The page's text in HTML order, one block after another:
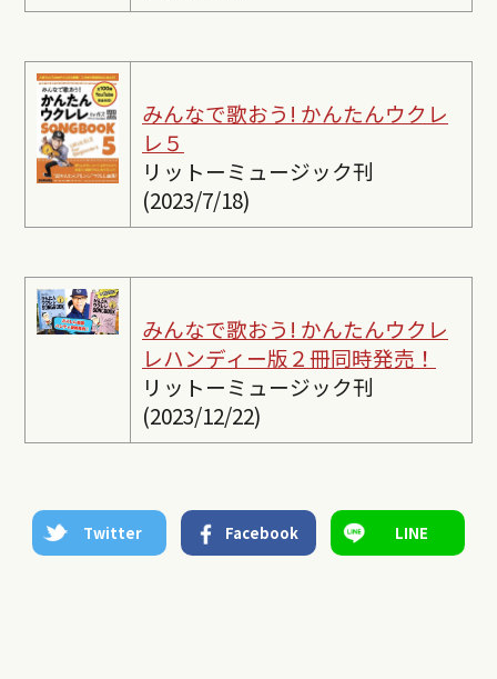
みんなで歌おう! かんたんウクレ
レ５
リットーミュージック刊
(2023/7/18)
みんなで歌おう! かんたんウクレ
レハンディー版２冊同時発売！
リットーミュージック刊
(2023/12/22)
Twitter Facebook LINE